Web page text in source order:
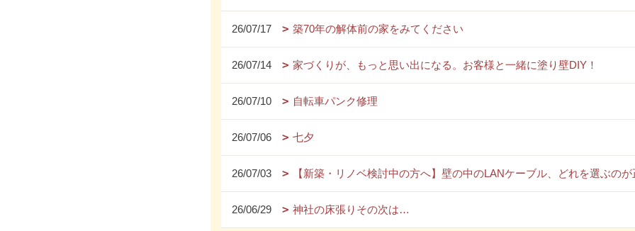
26/07/17 築70年の解体前の家をみてください
26/07/14 家づくりが、もっと思い出になる。お客様と一緒に塗り壁DIY！
26/07/10 自転車パンク修理
26/07/06 七夕
26/07/03 【新築・リノベ検討中の方へ】壁の中のLANケーブル、どれを選ぶの
26/06/29 神社の床張りその次は…